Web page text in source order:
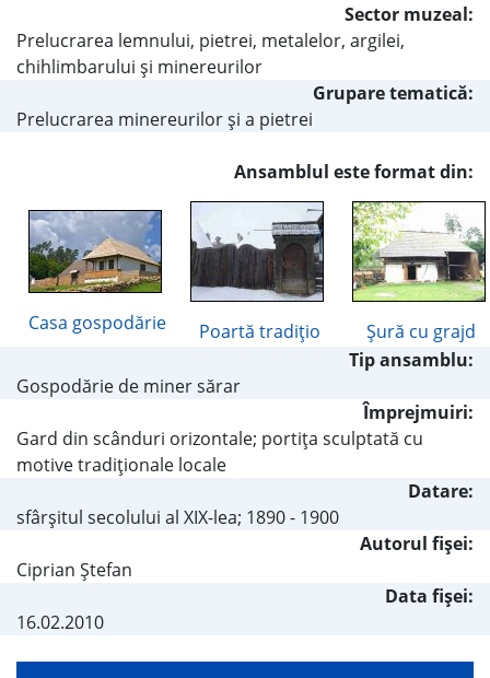
Sector muzeal:
Prelucrarea lemnului, pietrei, metalelor, argilei,
chihlimbarului şi minereurilor
Grupare tematică:
Prelucrarea minereurilor şi a pietrei
Ansamblul este format din:
Casa gospodărie Poartă tradiţio
Şură cu grajd
Tip ansamblu:
Gospodărie de miner sărar
Împrejmuiri:
Gard din scânduri orizontale; portiţa sculptată cu
motive tradiţionale locale
Datare:
sfârşitul secolului al XIX-lea; 1890 - 1900
Autorul fişei:
Ciprian Ştefan
Data fișei:
16.02.2010